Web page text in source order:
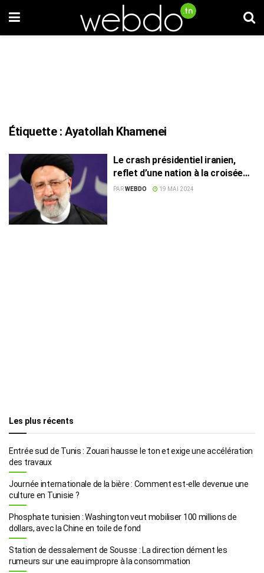
Étiquette :Ayatollah Khamenei
Le crash présidentiel iranien,
reflet d’une nation à la croisée
des chemins
PARWEBDO 19 MAI 2024
Les plus récents
Entrée sud de Tunis : Zouari hausse le ton et exige une accélération
des travaux
Journée internationale de la bière : Comment est-elle devenue une
culture en Tunisie ?
Phosphate tunisien : Washington veut mobiliser 100 millions de
dollars, avec la Chine en toile de fond
Station de dessalement de Sousse : La direction dément les
rumeurs sur une eau impropre à la consommation